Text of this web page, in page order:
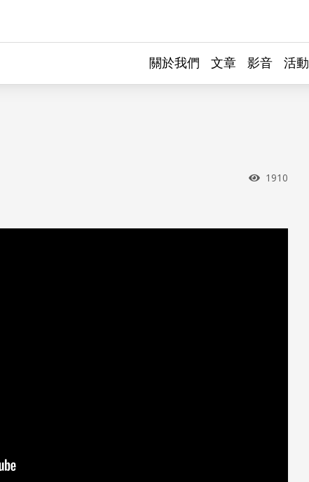
關於我們 文章 影音 活動
瀏覽次數
1910